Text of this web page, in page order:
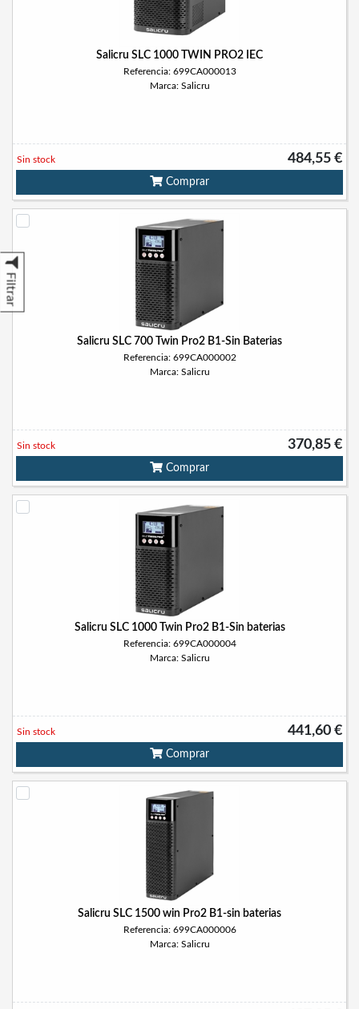
Filtrar
Salicru SLC 1000 TWIN PRO2 IEC
Referencia: 699CA000013
Marca: Salicru
484,55 €
Sin stock
Comprar
Salicru SLC 700 Twin Pro2 B1-Sin Baterias
Referencia: 699CA000002
Marca: Salicru
370,85 €
Sin stock
Comprar
Salicru SLC 1000 Twin Pro2 B1-Sin baterias
Referencia: 699CA000004
Marca: Salicru
441,60 €
Sin stock
Comprar
Salicru SLC 1500 win Pro2 B1-sin baterias
Referencia: 699CA000006
Marca: Salicru